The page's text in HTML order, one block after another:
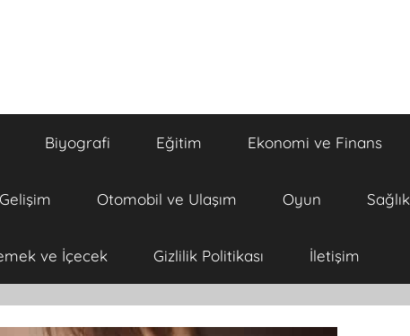
Biyografi Eğitim Ekonomi ve Finans
Otomobil ve Ulaşım Oyun Sağlık
ve İçecek Gizlilik Politikası İletişim